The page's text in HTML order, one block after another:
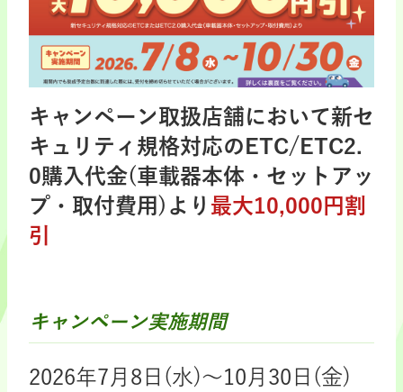
キャンペーン取扱店舗において新セ
キュリティ規格対応のETC/ETC2.
0購入代金(車載器本体・セットアッ
プ・取付費用)より 最大10,000円割
引
キャンペーン実施期間
2026年7月8日(水)～10月30日(金)